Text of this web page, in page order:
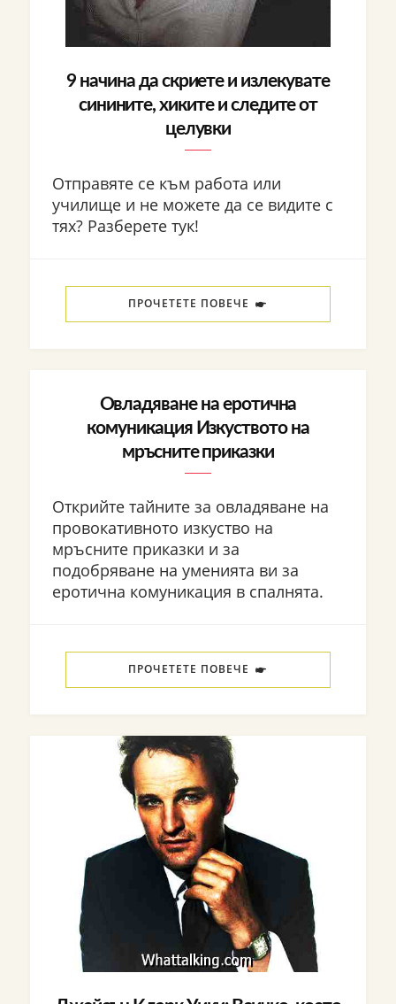
9 начина да скриете и излекувате
синините, хиките и следите от
целувки
Отправяте се към работа или
училище и не можете да се видите с
тях? Разберете тук!
ПРОЧЕТЕТЕ ПОВЕЧЕ
Овладяване на еротична
комуникация Изкуството на
мръсните приказки
Открийте тайните за овладяване на
провокативното изкуство на
мръсните приказки и за
подобряване на уменията ви за
еротична комуникация в спалнята.
ПРОЧЕТЕТЕ ПОВЕЧЕ